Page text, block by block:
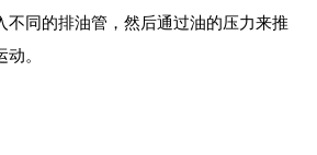
同的排油管，然后通过油的压力来推
。